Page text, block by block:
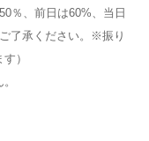
％、前日は60%、当日
了承ください。※振り
）